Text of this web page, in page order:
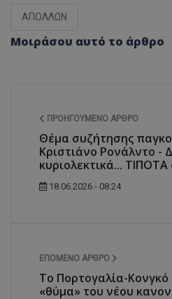
ΑΠΟΛΛΩΝ
Μοιράσου αυτό το άρθρο
ΠΡΟΗΓΟΎΜΕΝΟ ΆΡΘΡΟ
Θέμα συζήτησης
Κριστιάνο Ρονάλντο -
κυριολεκτικά...
18.06.2026 - 08:24
ΕΠΌΜΕΝΟ ΆΡΘΡΟ
Το Πορτογαλία-Κονγκό
«θύμα» του νέου